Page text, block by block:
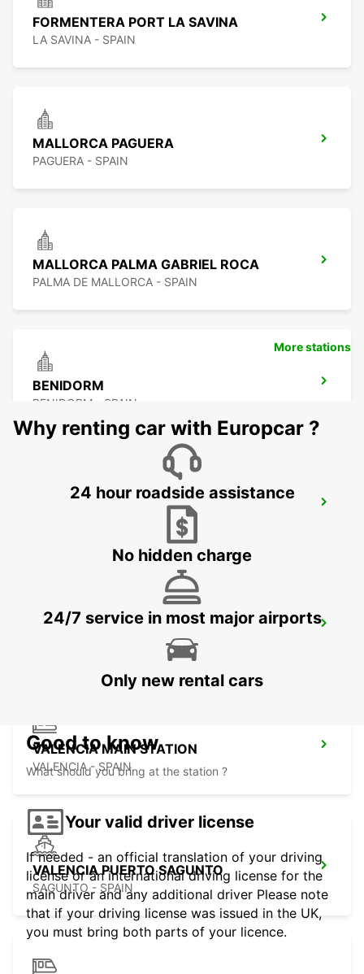
FORMENTERA PORT LA SAVINA
LA SAVINA - SPAIN
MALLORCA PAGUERA
PAGUERA - SPAIN
MALLORCA PALMA GABRIEL ROCA
PALMA DE MALLORCA - SPAIN
BENIDORM
BENIDORM - SPAIN
MALLORCA PLAYA DE PALMA
MALLORCA AIRPORT
VALENCIA MAIN STATION
VALENCIA - SPAIN
VALENCIA PUERTO SAGUNTO
SAGUNTO - SPAIN
More stations
Why renting car with Europcar ?
24 hour roadside assistance
No hidden charge
24/7 service in most major airports
Only new rental cars
Good to know
What should you bring at the station ?
Your valid driver license
If needed - an official translation of your driving
license or an international driving license for the
main driver and any additional driver Please note
that if your driving license was issued in the UK,
you must bring both parts of your licence.